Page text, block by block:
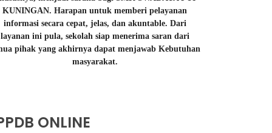
KUNINGAN. Harapan untuk memberi pelayanan
informasi secara cepat, jelas, dan akuntable. Dari
layanan ini pula, sekolah siap menerima saran dari
pihak yang akhirnya dapat menjawab Kebutuhan
masyarakat.
ONLINE